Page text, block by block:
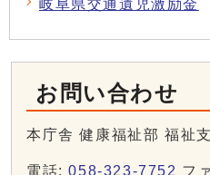
岐阜県交通遺児激励金
お問い合わせ
本庁舎 健康福祉部 福祉
電話:058-323-7752 フ